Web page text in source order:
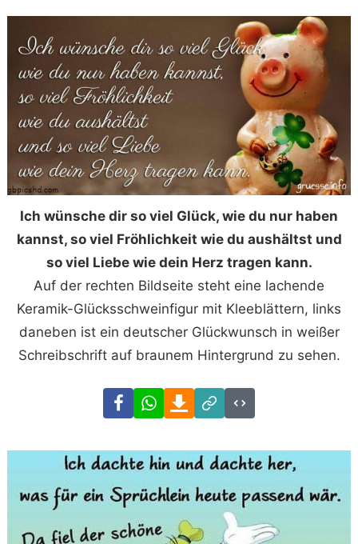
Ich wünsche dir so viel Glück, wie du nur haben
kannst, so viel Fröhlichkeit wie du aushältst und
so viel Liebe wie dein Herz tragen kann.
Auf der rechten Bildseite steht eine lachende
Keramik-Glücksschweinfigur mit Kleeblättern, links
daneben ist ein deutscher Glückwunsch in weißer
Schreibschrift auf braunem Hintergrund zu sehen.
FacebookWhatsAppDownload
Link
Code